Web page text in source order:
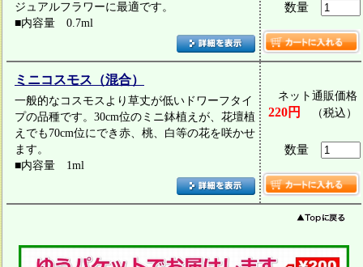
ジュアルフラワーに最適です。
■内容量 0.7ml
数量
ミニコスモス（混合）
一般的なコスモスより草丈が低いドワーフタイ
プの品種です。30cm位のミニ鉢植えが、花壇植
えでも70cm位にでき赤、桃、白等の花を咲かせ
ます。
■内容量 1ml
ネット通販価格
220円 （税込）
数量